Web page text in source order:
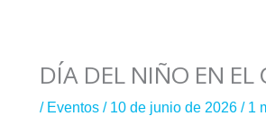
DÍA DEL NIÑO EN EL
/ Eventos / 10 de junio de 2026 / 1